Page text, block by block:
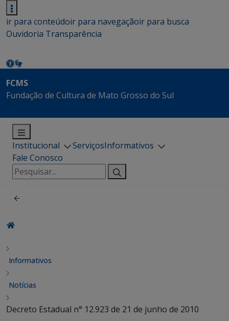
ir para conteúdoir para navegaçãoir para busca
Ouvidoria Transparência
FCMS
Fundação de Cultura de Mato Grosso do Sul
Institucional ServiçosInformativos
Fale Conosco
Pesquisar
por:
Informativos
Notícias
Decreto Estadual n° 12.923 de 21 de junho de 2010